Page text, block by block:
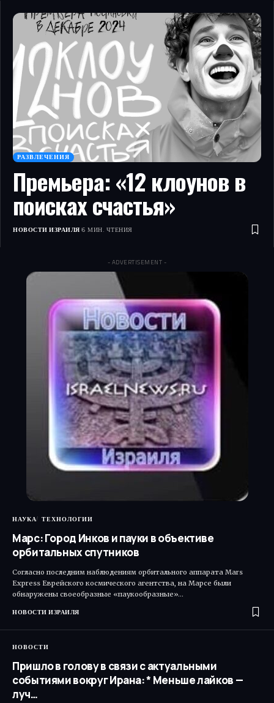
РАЗВЛЕЧЕНИЯ
Премьера: «12 клоунов в
поисках счастья»
НОВОСТИ ИЗРАИЛЯ 6 МИН. ЧТЕНИЯ
- ADVERTISEMENT -
НАУКА ТЕХНОЛОГИИ
Марс: Город Инков и пауки в объективе
орбитальных спутников
Согласно последним наблюдениям орбитального аппарата Mars
Express Еврейского космического агентства, на Марсе были
обнаружены своеобразные «паукообразные»…
НОВОСТИ ИЗРАИЛЯ
НОВОСТИ
Пришло в голову в связи с актуальными
событиями вокруг Ирана: * Меньше лайков —
луч…